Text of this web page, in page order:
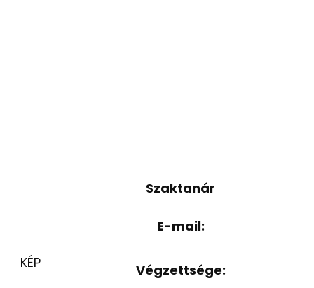
KÉP
Szaktanár
E-mail:
Végzettsége: